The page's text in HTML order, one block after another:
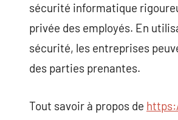
sécurité informatique
privée des employés. En
sécurité, les entreprises
des parties prenantes.
Tout savoir à propos de